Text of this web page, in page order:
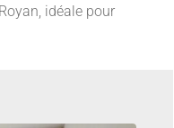
idéale pour